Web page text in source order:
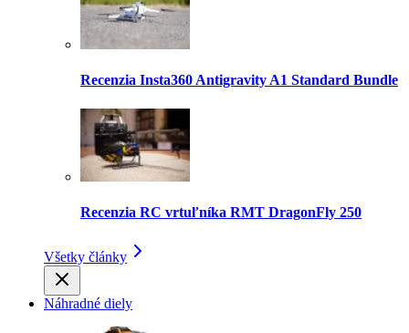
Recenzia Insta360 Antigravity A1 Standard Bundle
Recenzia RC vrtuľníka RMT DragonFly 250
Všetky články
Náhradné diely